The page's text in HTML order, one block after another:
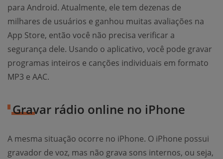
para Android. Atualmente, ele tem dezenas de
milhares de usuários e ganhou muitas avaliações na
App Store, então você não precisa verificar a
segurança dele. Usando o aplicativo, você pode gravar
programas inteiros e canções individuais em formato
MP3 e AAC.
Gravar rádio online no iPhone
A mesma situação ocorre no iPhone. O iPhone possui
gravador de voz, mas não grava sons internos, ou seja,